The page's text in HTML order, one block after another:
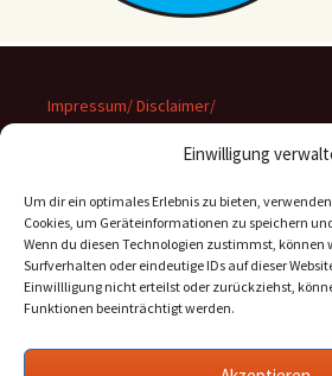
Einwilligung
Um dir ein optimales Erlebnis zu bieten,
Cookies, um Geräteinformationen zu speichern
Wenn du diesen Technologien zustimmst, können
Surfverhalten oder eindeutige IDs auf dieser
Einwillligung nicht erteilst oder zurückziehst,
Funktionen beeinträchtigt werden.
Impressum/ Disclaimer/
Datenschutz
Suchen
nach: